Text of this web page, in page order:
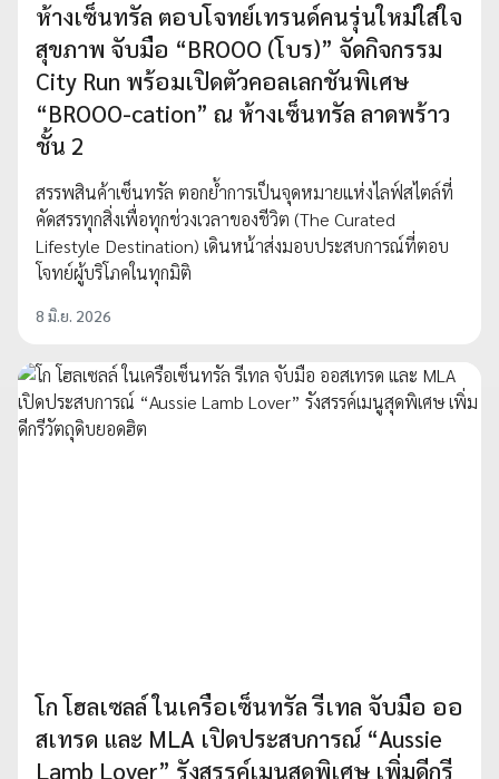
ห้างเซ็นทรัล ตอบโจทย์เทรนด์คนรุ่นใหม่ใส่ใจ
สุขภาพ จับมือ “BROOO (โบร)” จัดกิจกรรม
City Run พร้อมเปิดตัวคอลเลกชันพิเศษ
“BROOO-cation” ณ ห้างเซ็นทรัล ลาดพร้าว
ชั้น 2
สรรพสินค้าเซ็นทรัล ตอกย้ำการเป็นจุดหมายแห่งไลฟ์สไตล์ที่
คัดสรรทุกสิ่งเพื่อทุกช่วงเวลาของชีวิต (The Curated
Lifestyle Destination) เดินหน้าส่งมอบประสบการณ์ที่ตอบ
โจทย์ผู้บริโภคในทุกมิติ
8 มิ.ย. 2026
โก โฮลเซลล์ ในเครือเซ็นทรัล รีเทล จับมือ ออ
สเทรด และ MLA เปิดประสบการณ์ “Aussie
Lamb Lover” รังสรรค์เมนูสุดพิเศษ เพิ่มดีกรี